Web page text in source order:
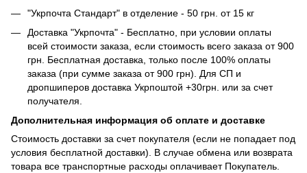
"Укрпочта Стандарт" в отделение - 50 грн. от 15 кг
Доставка "Укрпочта" - Бесплатно, при условии оплаты
всей стоимости заказа, если стоимость всего заказа от 900
грн. Бесплатная доставка, только после 100% оплаты
заказа (при сумме заказа от 900 грн). Для СП и
дропшиперов доставка Укрпоштой +30грн. или за счет
получателя.
Дополнительная информация об оплате и доставке
Стоимость доставки за счет покупателя (если не попадает под
условия бесплатной доставки). В случае обмена или возврата
товара все транспортные расходы оплачивает Покупатель.